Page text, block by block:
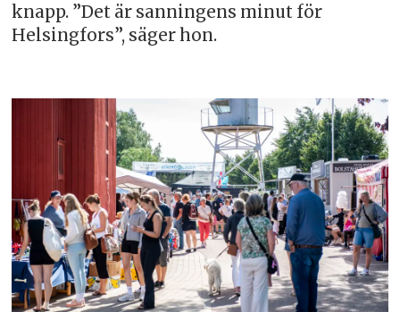
knapp. ”Det är sanningens minut för
Helsingfors”, säger hon.